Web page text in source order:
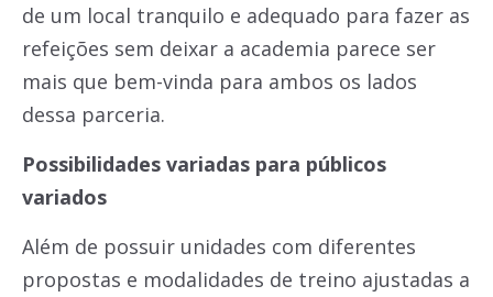
de um local tranquilo e adequado para fazer as
refeições sem deixar a academia parece ser
mais que bem-vinda para ambos os lados
dessa parceria.
Possibilidades variadas para públicos
variados
Além de possuir unidades com diferentes
propostas e modalidades de treino ajustadas a